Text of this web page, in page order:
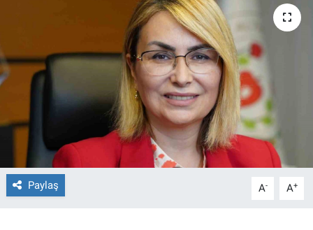
Paylaş A- A+
Gerçeğin İzinde
Gün Başlıyor
Gün Bitiyor